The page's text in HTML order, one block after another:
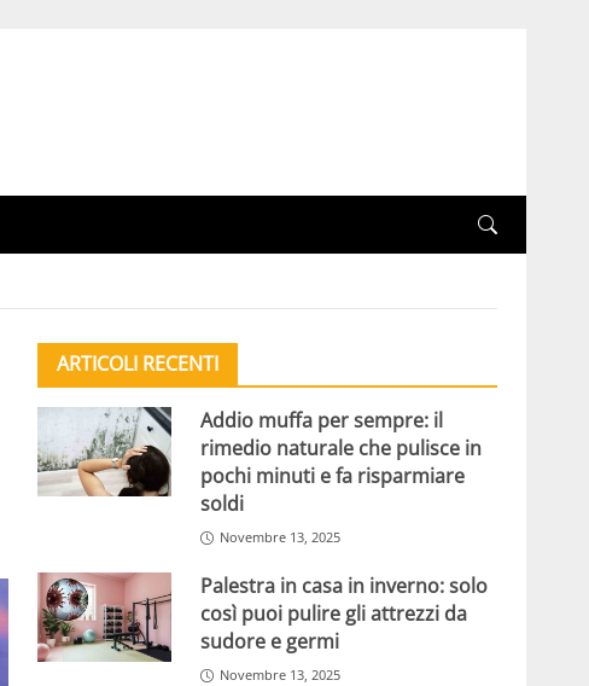
ARTICOLI RECENTI
Addio muffa per sempre: il
rimedio naturale che pulisce in
pochi minuti e fa risparmiare
soldi
Novembre 13, 2025
Palestra in casa in inverno: solo
così puoi pulire gli attrezzi da
sudore e germi
Novembre 13, 2025